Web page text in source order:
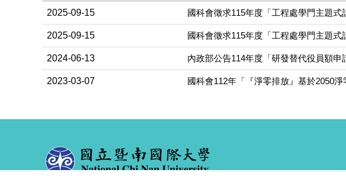
2025-09-15 國科會徵求115年度「工程處學門主題式
2025-09-15 國科會徵求115年度「工程處學門主題式
2024-06-13 內政部公告114年度「研發替代役員額申
2023-03-07 國科會112年「『淨零排放』基於2050